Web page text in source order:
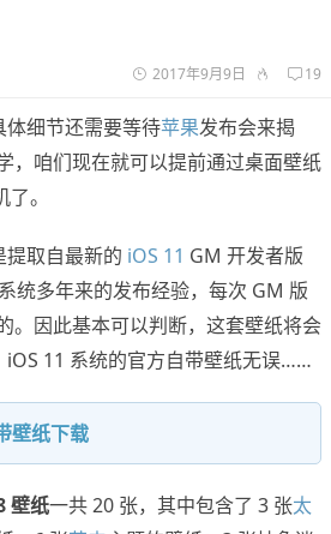
2017年9月9日 19
体细节还需要等待苹果发布会来揭
，咱们现在就可以提前通过桌面壁纸
。
提取自最新的 iOS 11 GM 开发者版
统多年来的发布经验，每次 GM 版
。因此基本可以判断，这套壁纸将会
iOS 11 系统的官方自带壁纸无误……
壁纸下载
壁纸一共 20 张，其中包含了 3 张太